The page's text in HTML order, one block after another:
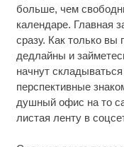
больше, чем
календаре. Главная
сразу. Как только вы
дедлайны и
начнут
перспективные
душный офис на то
листая ленту в